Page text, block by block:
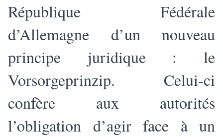
République Fédérale
d’Allemagne d’un nouveau
principe juridique : le
Vorsorgeprinzip. Celui-ci
confère aux autorités
l’obligation d’agir face à un